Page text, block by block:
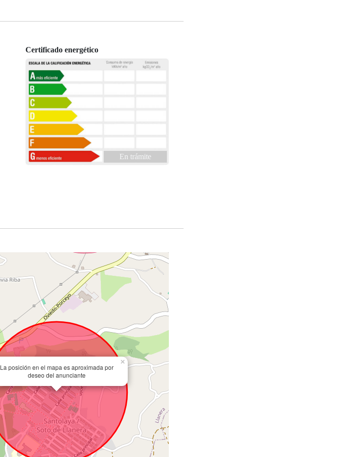
Certificado energético
En trámite
La posición en el mapa es aproximada por
deseo del anunciante
×